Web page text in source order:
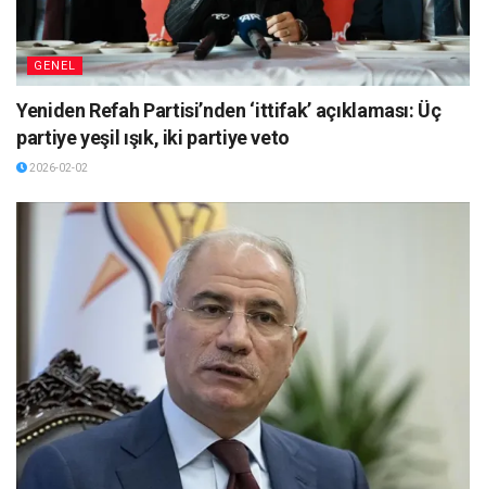
GENEL
Yeniden Refah Partisi’nden ‘ittifak’ açıklaması: Üç
partiye yeşil ışık, iki partiye veto
2026-02-02